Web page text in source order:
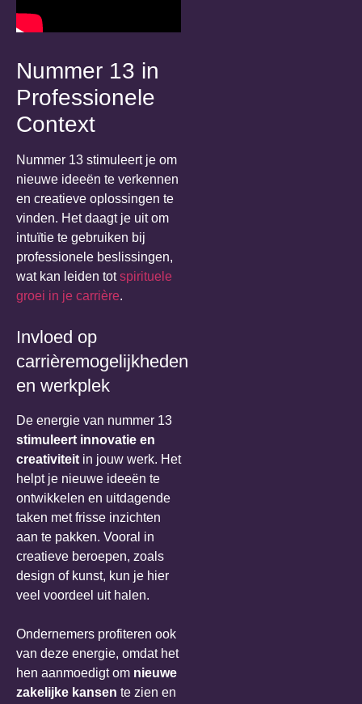
Nummer 13 in
Professionele
Context
Nummer 13 stimuleert je om
nieuwe ideeën te verkennen
en creatieve oplossingen te
vinden. Het daagt je uit om
intuïtie te gebruiken bij
professionele beslissingen,
wat kan leiden totspirituele
groei in je carrière.
Invloed op
carrièremogelijkheden
en werkplek
De energie van nummer 13
stimuleert innovatie en
creativiteit in jouw werk. Het
helpt je nieuwe ideeën te
ontwikkelen en uitdagende
taken met frisse inzichten
aan te pakken. Vooral in
creatieve beroepen, zoals
design of kunst, kun je hier
veel voordeel uit halen.
Ondernemers profiteren ook
van deze energie, omdat het
hen aanmoedigt om nieuwe
zakelijke kansen te zien en